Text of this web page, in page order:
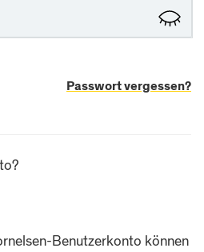
Passwort vergessen?
Benutzerkonto können